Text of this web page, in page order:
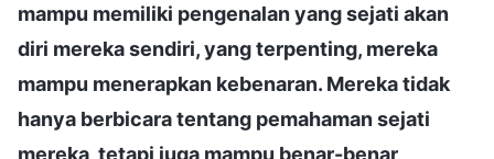
mampu memiliki pengenalan yang sejati akan
diri mereka sendiri, yang terpenting, mereka
mampu menerapkan kebenaran. Mereka tidak
hanya berbicara tentang pemahaman sejati
mereka, tetapi juga mampu benar-benar